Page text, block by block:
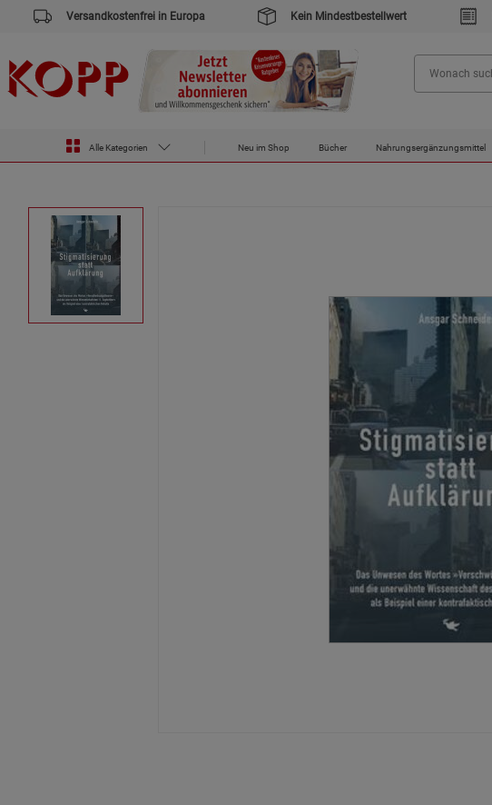
Versandkostenfrei in Europa Kein Mindestbestellwert
Alle Kategorien Neu im Shop Bücher Nahrungsergänzungsmittel